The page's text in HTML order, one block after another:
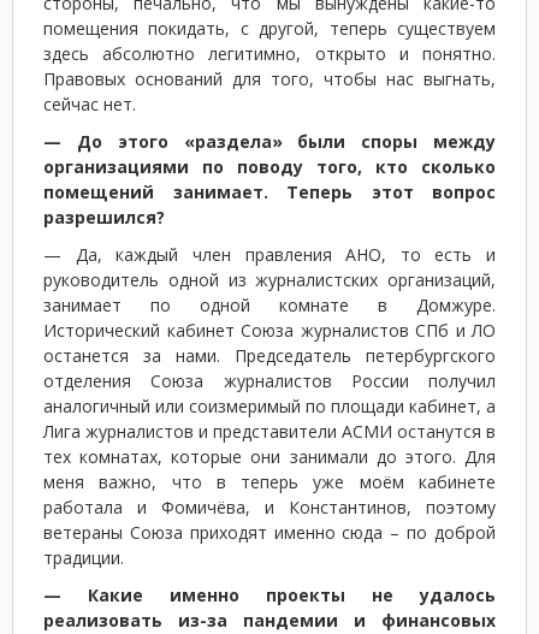
помещения покидать, с другой, теперь существуем
здесь абсолютно легитимно, открыто и понятно.
Правовых оснований для того, чтобы нас выгнать,
сейчас нет.
— До этого «раздела» были споры между
организациями по поводу того, кто сколько
помещений занимает. Теперь этот вопрос
разрешился?
— Да, каждый член правления АНО, то есть и
руководитель одной из журналистских организаций,
занимает по одной комнате в Домжуре.
Исторический кабинет Союза журналистов СПб и ЛО
останется за нами. Председатель петербургского
отделения Союза журналистов России получил
аналогичный или соизмеримый по площади кабинет, а
Лига журналистов и представители АСМИ останутся в
тех комнатах, которые они занимали до этого. Для
меня важно, что в теперь уже моём кабинете
работала и Фомичёва, и Константинов, поэтому
ветераны Союза приходят именно сюда – по доброй
традиции.
— Какие именно проекты не удалось
реализовать из-за пандемии и финансовых